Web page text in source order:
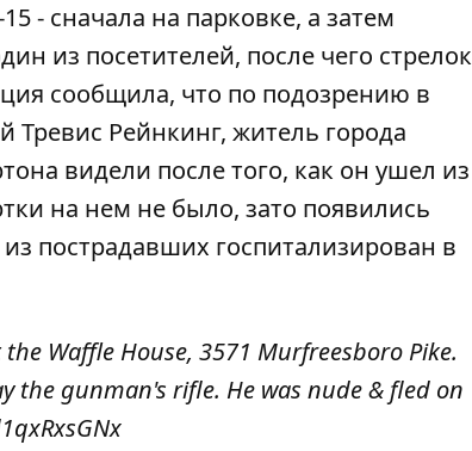
- сначала на парковке, а затем
из посетителей, после чего стрелок
сообщила, что по подозрению в
Тревис Рейнкинг, житель города
видели после того, как он ушел из
на нем не было, зато появились
пострадавших госпитализирован в
Waffle House, 3571 Murfreesboro Pike.
the gunman's rifle. He was nude & fled on